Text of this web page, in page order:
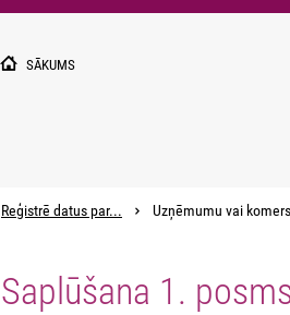
SĀKUMS
Reģistrē datus par... Uzņēmumu vai
Saplūšana 1.